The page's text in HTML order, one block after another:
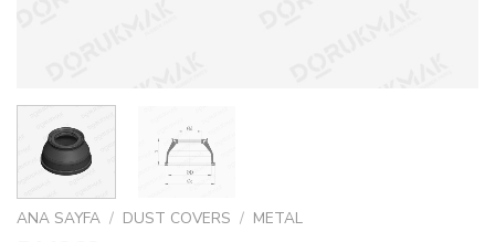
ANA SAYFA / DUST COVERS / METAL